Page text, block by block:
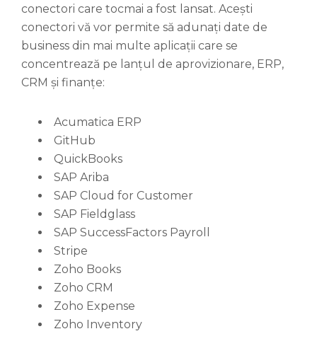
conectori care tocmai a fost lansat. Acești
conectori vă vor permite să adunați date de
business din mai multe aplicații care se
concentrează pe lanțul de aprovizionare, ERP,
CRM și finanțe:
Acumatica ERP
GitHub
QuickBooks
SAP Ariba
SAP Cloud for Customer
SAP Fieldglass
SAP SuccessFactors Payroll
Stripe
Zoho Books
Zoho CRM
Zoho Expense
Zoho Inventory